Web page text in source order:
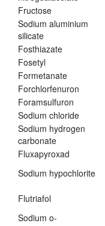
Fructose
Sodium aluminium
silicate
Fosthiazate
Fosetyl
Formetanate
Forchlorfenuron
Foramsulfuron
Sodium chloride
Sodium hydrogen
carbonate
Fluxapyroxad
Sodium hypochlorite
Flutriafol
Sodium o-